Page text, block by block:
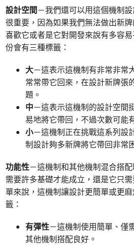
設計空間－我們還可以用這個機制
很重要，因為如果我們無法做出新
喜歡它或者是它對開發來說有多容
份會有三種標籤：
大－這表示這機制有非常非常
常常帶它回來，在設計新牌張
題。
中－這表示這機制的設計空間
易地將它帶回，不過次數可能
小－這機制正在挑戰這系列設
制設計夠多新牌將它帶回非常
功能性－這機制和其他機制混合搭
需要許多基礎才能成立，還是它只
單來說，這機制讓設計更簡單或更
籤：
有彈性－這機制使用簡單、僅
其他機制搭配良好。